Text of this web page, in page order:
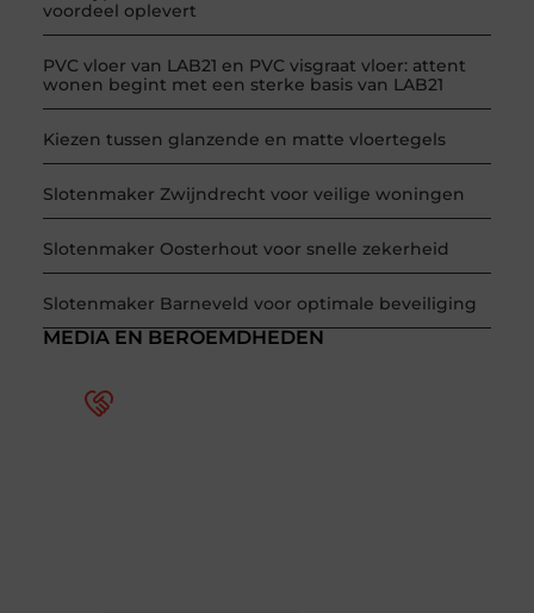
voordeel oplevert
PVC vloer van LAB21 en PVC visgraat vloer: attent
wonen begint met een sterke basis van LAB21
Kiezen tussen glanzende en matte vloertegels
Slotenmaker Zwijndrecht voor veilige woningen
Slotenmaker Oosterhout voor snelle zekerheid
Slotenmaker Barneveld voor optimale beveiliging
MEDIA EN BEROEMDHEDEN